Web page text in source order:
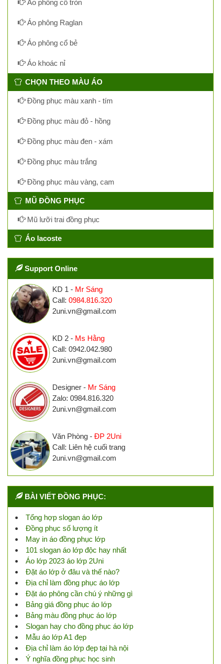
Áo phông cổ tròn
Áo phông Raglan
Áo phông cổ bẻ
Áo khoác nỉ
CHỌN THEO MÀU ÁO
Đồng phục màu xanh - tím
Đồng phục màu đỏ - hồng
Đồng phục màu đen - xám
Đồng phục màu trắng
Đồng phục màu vàng, cam
MŨ ĐỒNG PHỤC
Mũ lưỡi trai đồng phục
Áo lacoste
Support Online
KD 1 - Mr Sáng
Call: 0984.816.320
2uni.vn@gmail.com
KD 2 - Ms Hằng
Call: 0942.042.980
2uni.vn@gmail.com
Designer - Mr Sáng
Zalo: 0984.816.320
2uni.vn@gmail.com
Văn Phòng - ĐP 2Uni
Call: Liên hệ cuối trang
2uni.vn@gmail.com
BÀI VIẾT ĐỒNG PHỤC:
Tổng hợp slogan áo lớp
Đồng phục số lượng ít
May in áo đồng phục lớp
101 slogan áo lớp độc hay nhất
Áo lớp 2023 áo lớp 2Uni
Đặt áo lớp ở đâu và thế nào?
Địa chỉ làm đồng phục áo lớp
Đặt áo phông cần chú ý những gì
Bảng giá đồng phục áo lớp
Bảng màu đồng phục áo lớp
Slogan hay cho đồng phục áo lớp
Mẫu áo lớp A1 đẹp
Địa chỉ làm áo lớp đẹp tại hà nội
Ý nghĩa đồng phục học sinh